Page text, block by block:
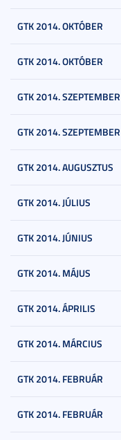
GTK 2014. OKTÓBER
GTK 2014. OKTÓBER
GTK 2014. SZEPTEMBER
GTK 2014. SZEPTEMBER
GTK 2014. AUGUSZTUS
GTK 2014. JÚLIUS
GTK 2014. JÚNIUS
GTK 2014. MÁJUS
GTK 2014. ÁPRILIS
GTK 2014. MÁRCIUS
GTK 2014. FEBRUÁR
GTK 2014. FEBRUÁR